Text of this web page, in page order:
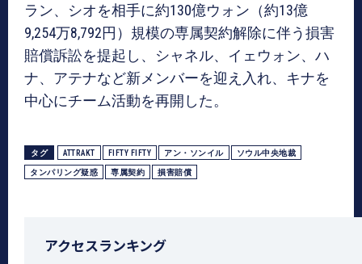
ラン、シオを相手に約130億ウォン（約13億
9,254万8,792円）規模の専属契約解除に伴う損害
賠償訴訟を提起し、シャネル、イェウォン、ハ
ナ、アテナなど新メンバーを迎え入れ、キナを
中心にチーム活動を再開した。
タグ ATTRAKT FIFTY FIFTY アン・ソンイル ソウル中央地裁
タンパリング疑惑 専属契約 損害賠償
アクセスランキング